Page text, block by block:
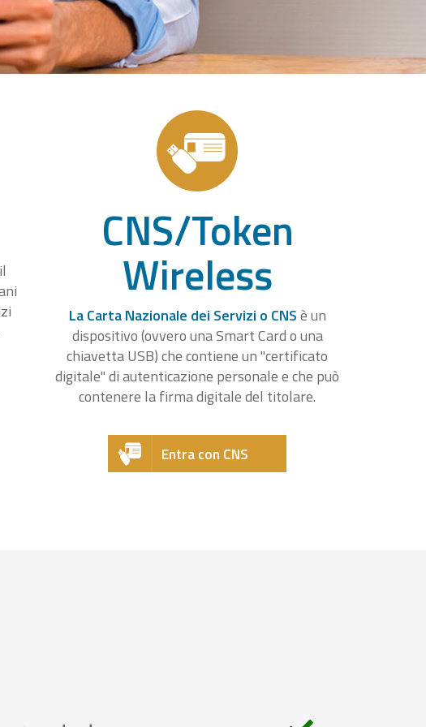
CNS/Token
Wireless
La Carta Nazionale dei Servizi o CNSè un
dispositivo (ovvero una Smart Card o una
chiavetta USB) che contiene un "certificato
digitale" di autenticazione personale e che può
contenere la firma digitale del titolare.
Entra con CNS